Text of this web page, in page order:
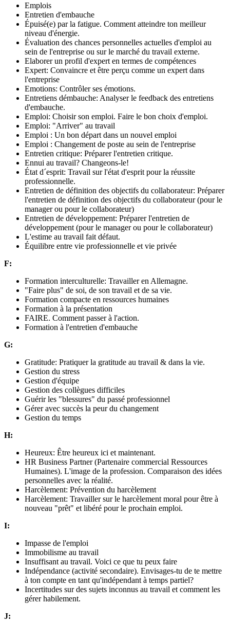
Emplois
Entretien d'embauche
Épuisé(e) par la fatigue. Comment atteindre ton meilleur
niveau d'énergie.
Évaluation des chances personnelles actuelles d'emploi au
sein de l'entreprise ou sur le marché du travail externe.
Elaborer un profil d'expert en termes de compétences
Expert: Convaincre et être perçu comme un expert dans
l'entreprise
Emotions: Contrôler ses émotions.
Entretiens démbauche: Analyser le feedback des entretiens
d'embauche.
Emploi: Choisir son emploi. Faire le bon choix d'emploi.
Emploi: "Arriver" au travail
Emploi : Un bon départ dans un nouvel emploi
Emploi : Changement de poste au sein de l'entreprise
Entretien critique: Préparer l'entretien critique.
Ennui au travail? Changeons-le!
État d´esprit: Travail sur l'état d'esprit pour la réussite
professionnelle.
Entretien de définition des objectifs du collaborateur: Préparer
l'entretien de définition des objectifs du collaborateur (pour le
manager ou pour le collaborateur)
Entretien de développement: Préparer l'entretien de
développement (pour le manager ou pour le collaborateur)
L'estime au travail fait défaut.
Équilibre entre vie professionnelle et vie privée
F:
Formation interculturelle: Travailler en Allemagne.
"Faire plus" de soi, de son travail et de sa vie.
Formation compacte en ressources humaines
Formation à la présentation
FAIRE. Comment passer à l'action.
Formation à l'entretien d'embauche
G:
Gratitude: Pratiquer la gratitude au travail & dans la vie.
Gestion du stress
Gestion d'équipe
Gestion des collègues difficiles
Guérir les "blessures" du passé professionnel
Gérer avec succès la peur du changement
Gestion du temps
H:
Heureux: Être heureux ici et maintenant.
HR Business Partner (Partenaire commercial Ressources
Humaines). L'image de la profession. Comparaison des idées
personnelles avec la réalité.
Harcèlement: Prévention du harcèlement
Harcèlement: Travailler sur le harcèlement moral pour être à
nouveau "prêt" et libéré pour le prochain emploi.
I:
Impasse de l'emploi
Immobilisme au travail
Insuffisant au travail. Voici ce que tu peux faire
Indépendance (activité secondaire). Envisages-tu de te mettre
à ton compte en tant qu'indépendant à temps partiel?
Incertitudes sur des sujets inconnus au travail et comment les
gérer habilement.
J: